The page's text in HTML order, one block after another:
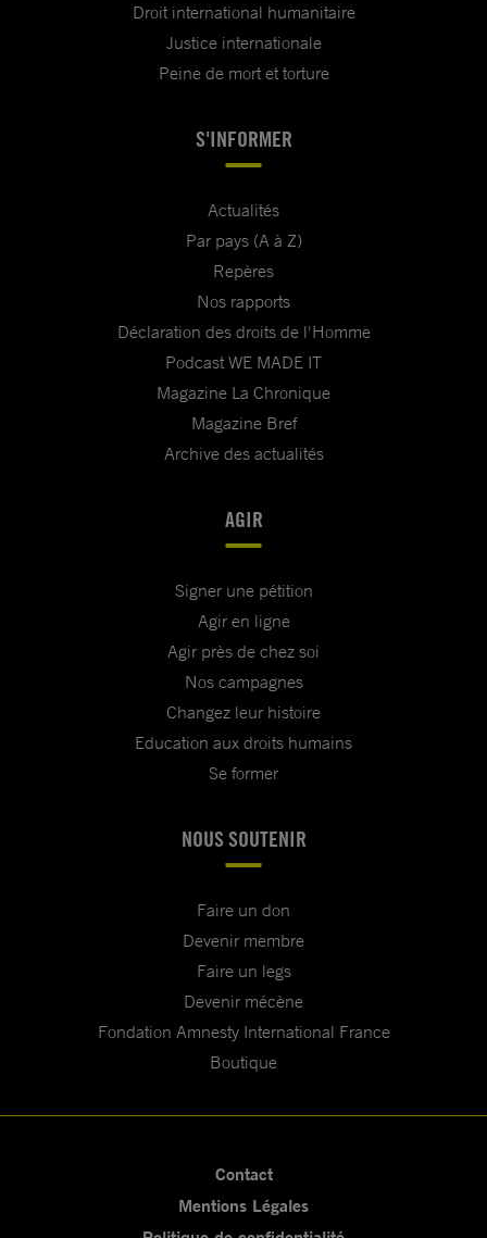
Droit international humanitaire
Justice internationale
Peine de mort et torture
S'INFORMER
Actualités
Par pays (A à Z)
Repères
Nos rapports
Déclaration des droits de l'Homme
Podcast WE MADE IT
Magazine La Chronique
Magazine Bref
Archive des actualités
AGIR
Signer une pétition
Agir en ligne
Agir près de chez soi
Nos campagnes
Changez leur histoire
Education aux droits humains
Se former
NOUS SOUTENIR
Faire un don
Devenir membre
Faire un legs
Devenir mécène
Fondation Amnesty International France
Boutique
Contact
Mentions Légales